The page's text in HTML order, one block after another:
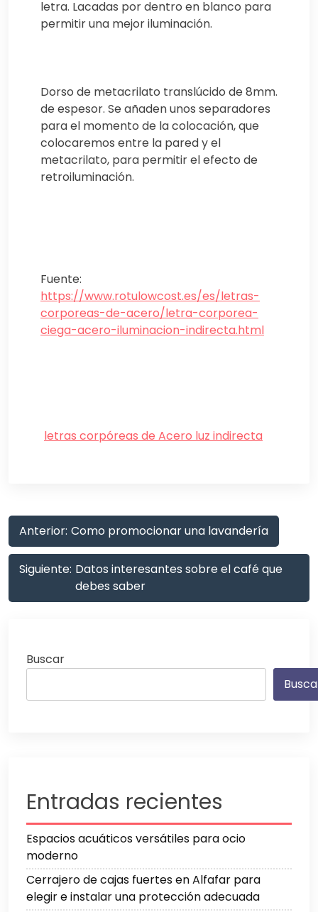
letra. Lacadas por dentro en blanco para
permitir una mejor iluminación.
Dorso de metacrilato translúcido de 8mm.
de espesor. Se añaden unos separadores
para el momento de la colocación, que
colocaremos entre la pared y el
metacrilato, para permitir el efecto de
retroiluminación.
Fuente:
https://www.rotulowcost.es/es/letras-
corporeas-de-acero/letra-corporea-
ciega-acero-iluminacion-indirecta.html
letras corpóreas de Acero luz indirecta
Navegación
de
entradas
Anterior: Como promocionar una lavandería
Siguiente: Datos interesantes sobre el café que
debes saber
Buscar
Entradas recientes
Espacios acuáticos versátiles para ocio
moderno
Cerrajero de cajas fuertes en Alfafar para
elegir e instalar una protección adecuada